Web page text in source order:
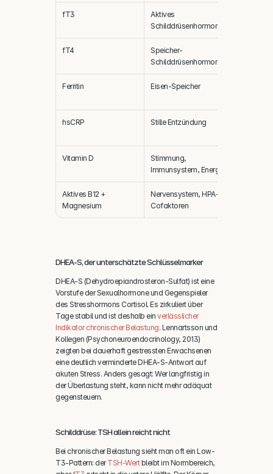
fT3
Aktives
Schilddrüsenhormon
fT4
Speicher-
Schilddrüsenhormon
Ferritin Eisen-Speicher
hsCRP Stille Entzündung
Vitamin D
Stimmung,
Immunsystem, Energie
Aktives B12 +
Magnesium
Nervensystem, HPA-
Cofaktoren
DHEA-S, der unterschätzte Schlüsselmarker
DHEA-S (Dehydroepiandrosteron-Sulfat) ist eine
Vorstufe der Sexualhormone und Gegenspieler
des Stresshormons Cortisol. Es zirkuliert über
Tage stabil und ist deshalb ein verlässlicher
Indikator chronischer Belastung. Lennartsson und
Kollegen (Psychoneuroendocrinology, 2013)
zeigten bei dauerhaft gestressten Erwachsenen
eine deutlich verminderte DHEA-S-Antwort auf
akuten Stress. Anders gesagt: Wer langfristig in
der Überlastung steht, kann nicht mehr adäquat
gegensteuern.
Schilddrüse: TSH allein reicht nicht
Bei chronischer Belastung sieht man oft ein Low-
T3-Pattern: der TSH-Wert bleibt im Normbereich,